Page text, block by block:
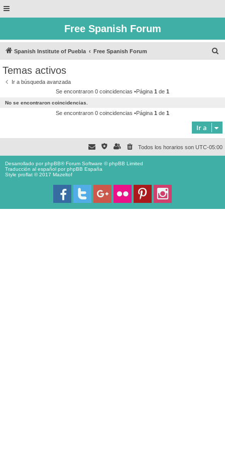
Free Spanish Forum
Spanish Institute of Puebla Free Spanish Forum
Temas activos
Ir a búsqueda avanzada
Se encontraron 0 coincidencias •Página 1 de 1
No se encontraron coincidencias.
Se encontraron 0 coincidencias •Página 1 de 1
Ir a
Todos los horarios son UTC-05:00
Desarrollado porphpBB® Forum Software © phpBB Limited
Traducción al español porphpBB España
Style proflat © 2017 Mazeltof